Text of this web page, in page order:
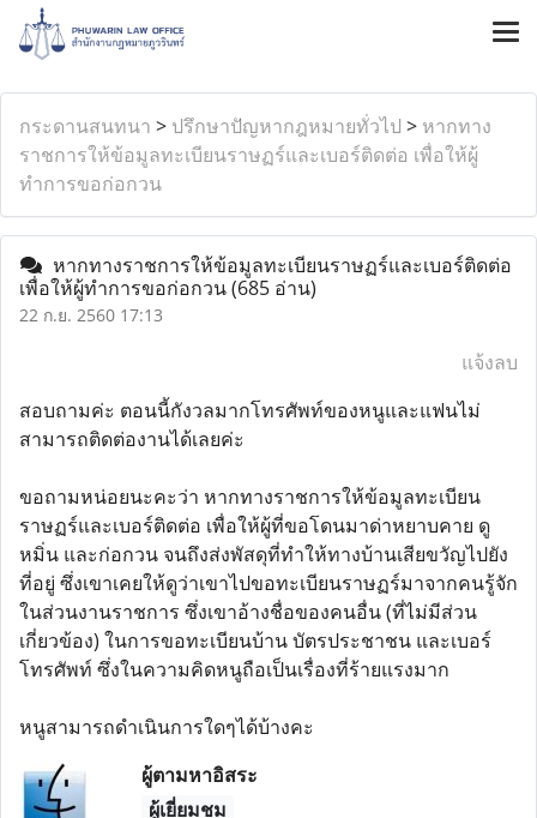
กระดานสนทนา > ปรึกษาปัญหากฎหมายทั่วไป > หากทาง
ราชการให้ข้อมูลทะเบียนราษฏร์และเบอร์ติดต่อ เพื่อให้ผู้
ทำการขอก่อกวน
หากทางราชการให้ข้อมูลทะเบียนราษฏร์และเบอร์ติดต่อ
เพื่อให้ผู้ทำการขอก่อกวน(685 อ่าน)
22 ก.ย. 2560 17:13
แจ้งลบ
สอบถามค่ะ ตอนนี้กังวลมากโทรศัพท์ของหนูและแฟนไม่
สามารถติดต่องานได้เลยค่ะ
ขอถามหน่อยนะคะว่า หากทางราชการให้ข้อมูลทะเบียน
ราษฏร์และเบอร์ติดต่อ เพื่อให้ผู้ที่ขอโดนมาด่าหยาบคาย ดู
หมิ่น และก่อกวน จนถึงส่งพัสดุที่ทำให้ทางบ้านเสียขวัญไปยัง
ที่อยู่ ซึ่งเขาเคยให้ดูว่าเขาไปขอทะเบียนราษฏร์มาจากคนรู้จัก
ในส่วนงานราชการ ซึ่งเขาอ้างชื่อของคนอื่น (ที่ไม่มีส่วน
เกี่ยวข้อง) ในการขอทะเบียนบ้าน บัตรประชาชน และเบอร์
โทรศัพท์ ซึ่งในความคิดหนูถือเป็นเรื่องที่ร้ายแรงมาก
หนูสามารถดำเนินการใดๆได้บ้างคะ
ผู้ตามหาอิสระ
ผู้เยี่ยมชม